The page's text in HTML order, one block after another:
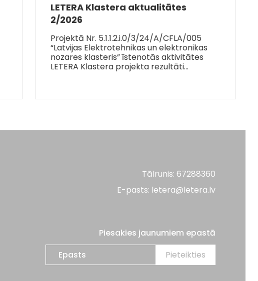
LETERA Klastera aktualitātes
2/2026
Projektā Nr. 5.1.1.2.i.0/3/24/A/CFLA/005
“Latvijas Elektrotehnikas un elektronikas
nozares klasteris” īstenotās aktivitātes
LETERA Klastera projekta rezultāti…
Tālrunis: 67288360
E-pasts: letera@letera.lv
Piesakies jaunumiem epastā